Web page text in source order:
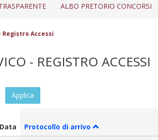
ALBO PRETORIO CONCORSI
Registro Accessi
- REGISTRO ACCESSI
Applica
Data Protocollo di arrivo